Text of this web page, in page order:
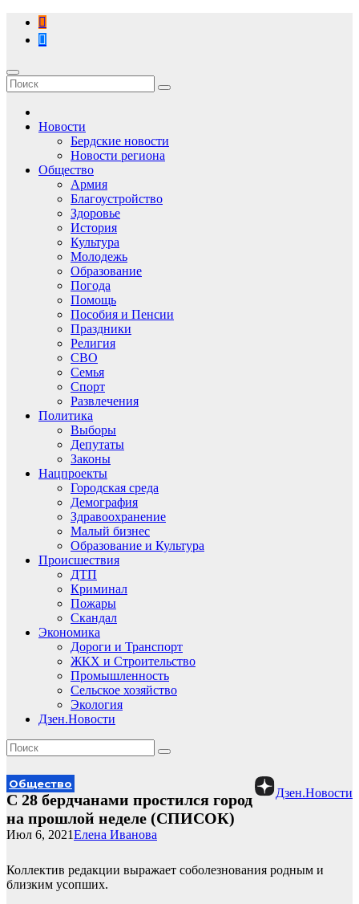
Перейти
содержимому
Новости
Бердские новости
Новости региона
Общество
Армия
Благоустройство
Здоровье
История
Культура
Молодежь
Образование
Погода
Помощь
Пособия и Пенсии
Праздники
Религия
СВО
Семья
Спорт
Развлечения
Политика
Выборы
Депутаты
Законы
Нацпроекты
Городская среда
Демография
Здравоохранение
Малый бизнес
Образование и Культура
Происшествия
ДТП
Криминал
Пожары
Скандал
Экономика
Дороги и Транспорт
ЖКХ и Строительство
Промышленность
Сельское хозяйство
Экология
Дзен.Новости
Дзен.Новости
Общество
С 28 бердчанами простился город
на прошлой неделе (СПИСОК)
Елена Иванова
Июл 6, 2021
Коллектив редакции выражает соболезнования родным и
близким усопших.